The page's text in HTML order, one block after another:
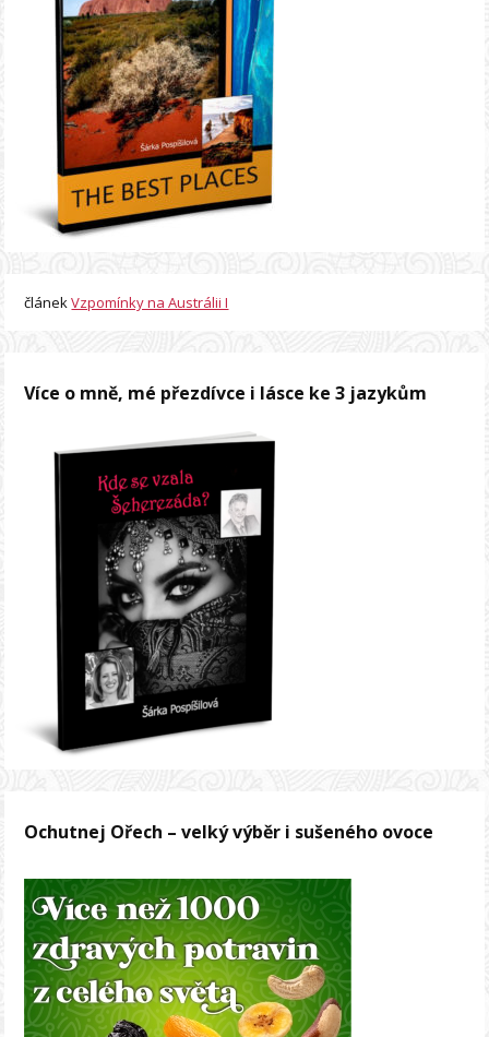
článekVzpomínky na Austrálii I
Více o mně, mé přezdívce i lásce ke 3 jazykům
Ochutnej Ořech – velký výběr i sušeného ovoce